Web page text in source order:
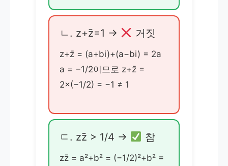
ㄴ. z+z̄=1 → 거짓
z+z̄ = (a+bi)+(a−bi) = 2a
a = −1/2이므로 z+z̄ =
2×(−1/2) = −1 ≠ 1
ㄷ. zz̄ > 1/4 → 참
zz̄ = a²+b² = (−1/2)²+b² =